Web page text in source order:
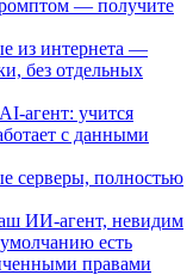
— получите
из интернета —
без отдельных
агент: учится
с данными
серверы, полностью
ИИ-агент, невидим
есть
правами